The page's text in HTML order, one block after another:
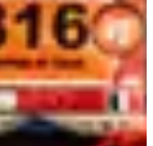
efficaces pour optimiser
Running.
maintien de son capital